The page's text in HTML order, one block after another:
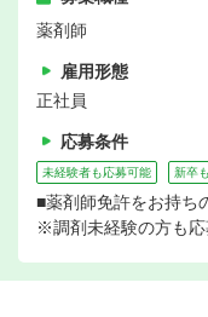
薬剤師
雇用形態
正社員
応募条件
未経験者も応募可能 新卒
■薬剤師免許をお持ち
※調剤未経験の方も応